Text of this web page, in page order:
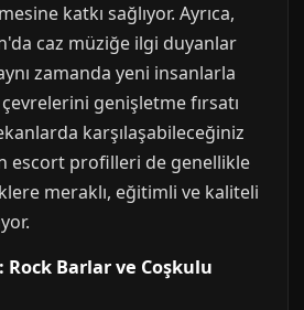
katkı sağlıyor. Ayrıca,
caz müziğe ilgi duyanlar
zamanda yeni insanlarla
genişletme fırsatı
karşılaşabileceğiniz
escort profilleri de genellikle
meraklı, eğitimli ve kaliteli
Barlar ve Coşkulu